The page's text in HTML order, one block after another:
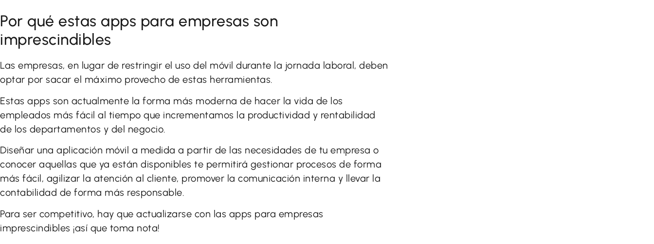
Por qué estas apps para empresas son
imprescindibles
Las empresas, en lugar de restringir el uso del móvil durante la jornada laboral, deben
optar por sacar el máximo provecho de estas herramientas.
Estas apps son actualmente la forma más moderna de hacer la vida de los
empleados más fácil al tiempo que incrementamos la productividad y rentabilidad
de los departamentos y del negocio.
Diseñar una aplicación móvil a medida a partir de las necesidades de tu empresa o
conocer aquellas que ya están disponibles te permitirá gestionar procesos de forma
más fácil, agilizar la atención al cliente, promover la comunicación interna y llevar la
contabilidad de forma más responsable.
Para ser competitivo, hay que actualizarse con las apps para empresas
imprescindibles ¡así que toma nota!